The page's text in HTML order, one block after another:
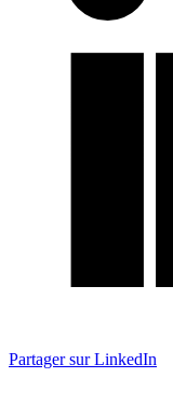
Partager sur LinkedIn